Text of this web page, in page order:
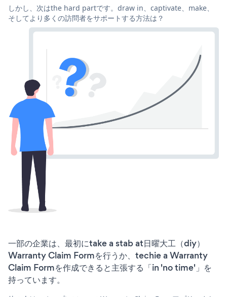
しかし、次はthe hard partです。draw in、captivate、make、
そしてより多くの訪問者をサポートする方法は？
一部の企業は、最初にtake a stab at日曜大工（diy）
Warranty Claim Formを行うか、techie a Warranty
Claim Formを作成できると主張する「in 'no time'」を
持っています。